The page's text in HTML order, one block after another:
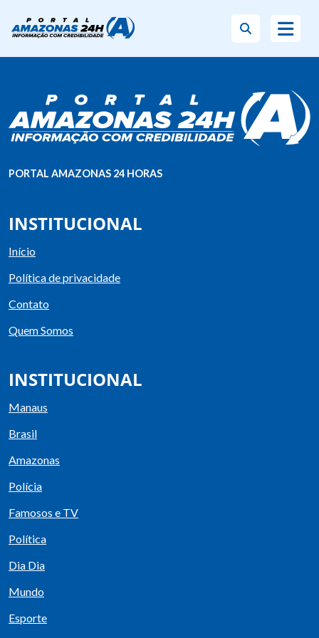
PORTAL AMAZONAS 24 HORAS
INSTITUCIONAL
Início
Política de privacidade
Contato
Quem Somos
INSTITUCIONAL
Manaus
Brasil
Amazonas
Polícia
Famosos e TV
Política
Dia Dia
Mundo
Esporte